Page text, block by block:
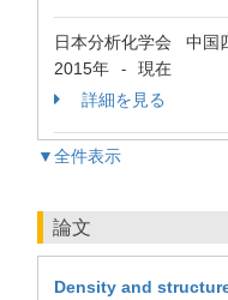
日本分析化学会 中国
2015年
-
現在
詳細を見る
▼全件表示
論文
Density and